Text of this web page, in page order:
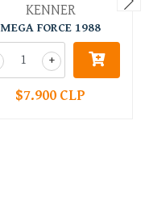
KENNER
MEGA FORCE 1988
+
$7.900 CLP